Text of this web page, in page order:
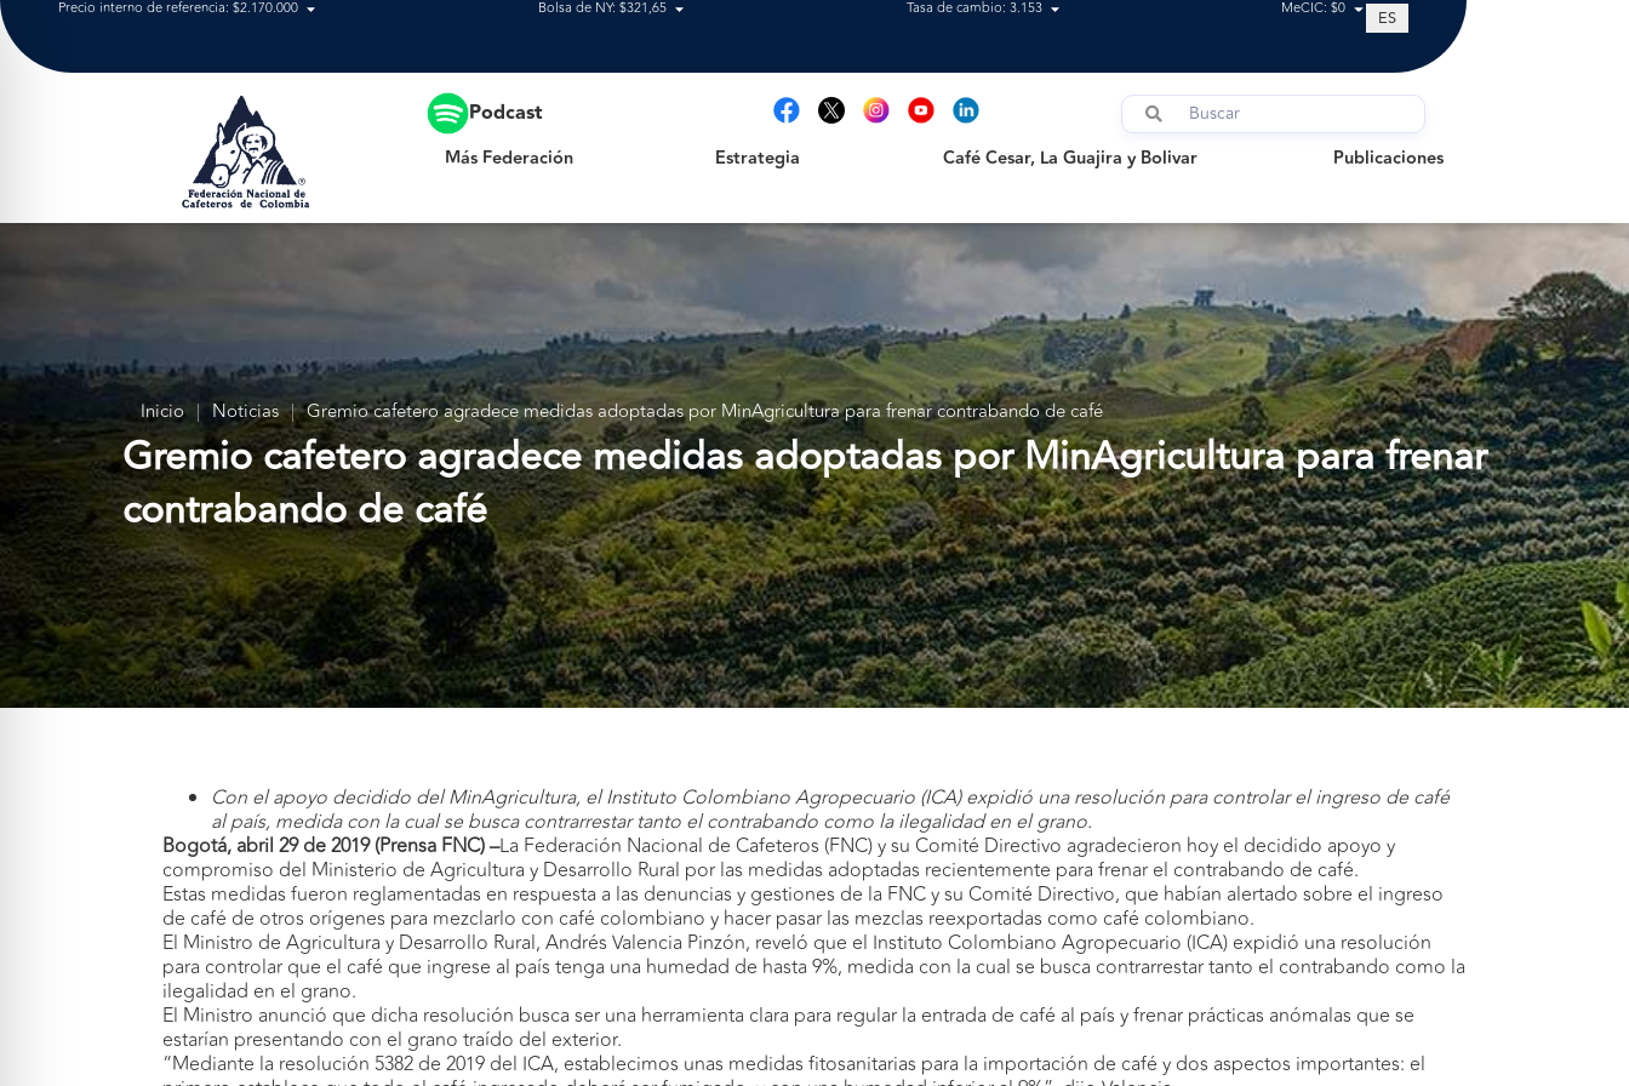
Precio interno de referencia: $2.170.000 Bolsa de NY: $321,65 Tasa de cambio: 3.153 MeCIC: $0 ES
Podcast
Más Federación Estrategia Café Cesar, La Guajira y Bolivar Publicaciones
Publicaciones
Inicio | Noticias | Gremio cafetero agradece medidas adoptadas por MinAgricultura para frenar contrabando de café
Gremio cafetero agradece medidas adoptadas por MinAgricultura para frenar
contrabando de café
Con el apoyo decidido del MinAgricultura, el Instituto Colombiano Agropecuario (ICA) expidió una resolución para controlar el ingreso de café
al país, medida con la cual se busca contrarrestar tanto el contrabando como la ilegalidad en el grano.
Bogotá, abril 29 de 2019 (Prensa FNC) –La Federación Nacional de Cafeteros (FNC) y su Comité Directivo agradecieron hoy el decidido apoyo y
compromiso del Ministerio de Agricultura y Desarrollo Rural por las medidas adoptadas recientemente para frenar el contrabando de café.
Estas medidas fueron reglamentadas en respuesta a las denuncias y gestiones de la FNC y su Comité Directivo, que habían alertado sobre el ingreso
de café de otros orígenes para mezclarlo con café colombiano y hacer pasar las mezclas reexportadas como café colombiano.
El Ministro de Agricultura y Desarrollo Rural, Andrés Valencia Pinzón, reveló que el Instituto Colombiano Agropecuario (ICA) expidió una resolución
para controlar que el café que ingrese al país tenga una humedad de hasta 9%, medida con la cual se busca contrarrestar tanto el contrabando como la
ilegalidad en el grano.
El Ministro anunció que dicha resolución busca ser una herramienta clara para regular la entrada de café al país y frenar prácticas anómalas que se
estarían presentando con el grano traído del exterior.
“Mediante la resolución 5382 de 2019 del ICA, establecimos unas medidas fitosanitarias para la importación de café y dos aspectos importantes: el